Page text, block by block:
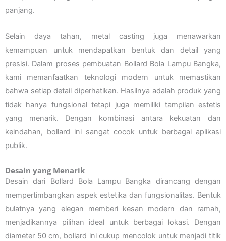
panjang.
Selain daya tahan, metal casting juga menawarkan
kemampuan untuk mendapatkan bentuk dan detail yang
presisi. Dalam proses pembuatan Bollard Bola Lampu Bangka,
kami memanfaatkan teknologi modern untuk memastikan
bahwa setiap detail diperhatikan. Hasilnya adalah produk yang
tidak hanya fungsional tetapi juga memiliki tampilan estetis
yang menarik. Dengan kombinasi antara kekuatan dan
keindahan, bollard ini sangat cocok untuk berbagai aplikasi
publik.
Desain yang Menarik
Desain dari Bollard Bola Lampu Bangka dirancang dengan
mempertimbangkan aspek estetika dan fungsionalitas. Bentuk
bulatnya yang elegan memberi kesan modern dan ramah,
menjadikannya pilihan ideal untuk berbagai lokasi. Dengan
diameter 50 cm, bollard ini cukup mencolok untuk menjadi titik